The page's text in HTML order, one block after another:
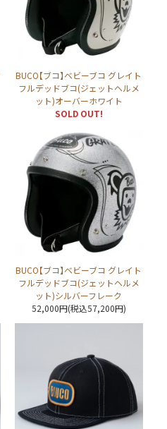
BUCO【ブコ】ベビーブコ グレイト
フルデッドブコ(ジェットヘルメ
ット)オーバーホワイト
SOLD OUT!
BUCO【ブコ】ベビーブコ グレイト
フルデッドブコ(ジェットヘルメ
ット)シルバーフレーク
52,000円(税込57,200円)